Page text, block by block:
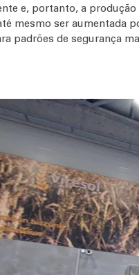
e, portanto, a
mesmo ser aumentada
padrões de segurança